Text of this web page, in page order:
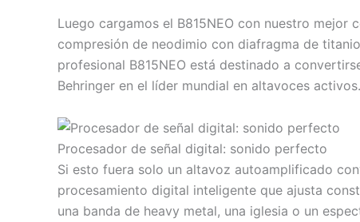
Luego cargamos el B815NEO con nuestro
compresión de neodimio con diafragma de
profesional B815NEO está destinado a
Behringer en el líder mundial en altavoces activos.
Procesador de señal digital: sonido perfecto
Si esto fuera solo un altavoz autoamplificado
procesamiento digital inteligente que ajusta
una banda de heavy metal, una iglesia o un